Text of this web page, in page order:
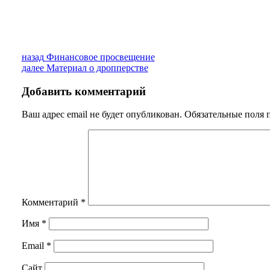
Навигация
по
записям
назад Предыдущая
запись:
Финансовое просвещение
далее Следующая
Материал о дропперстве
Добавить комментарий
Ваш адрес email не будет опубликован. Обязательные поля
Комментарий *
Имя *
Email *